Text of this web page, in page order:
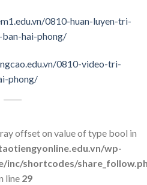
0810-huan-luyen-tri-
hai-phong/
0810-video-tri-
phong/
offset on value of type bool in
wp-
inc/shortcodes/
line 29